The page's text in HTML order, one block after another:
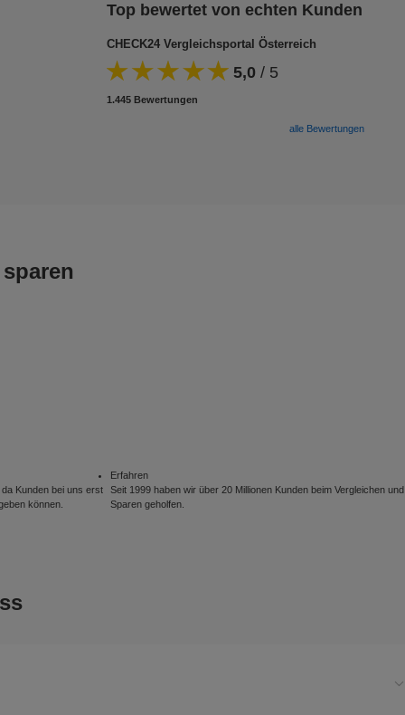
Top bewertet von echten Kunden
CHECK24 Vergleichsportal Österreich
5,0 / 5
1.445 Bewertungen
alle Bewertungen
Kunden bei uns erst
können.
Erfahren
Seit 1999 haben wir über 20 Millionen Kunden beim Vergleichen und
Sparen geholfen.